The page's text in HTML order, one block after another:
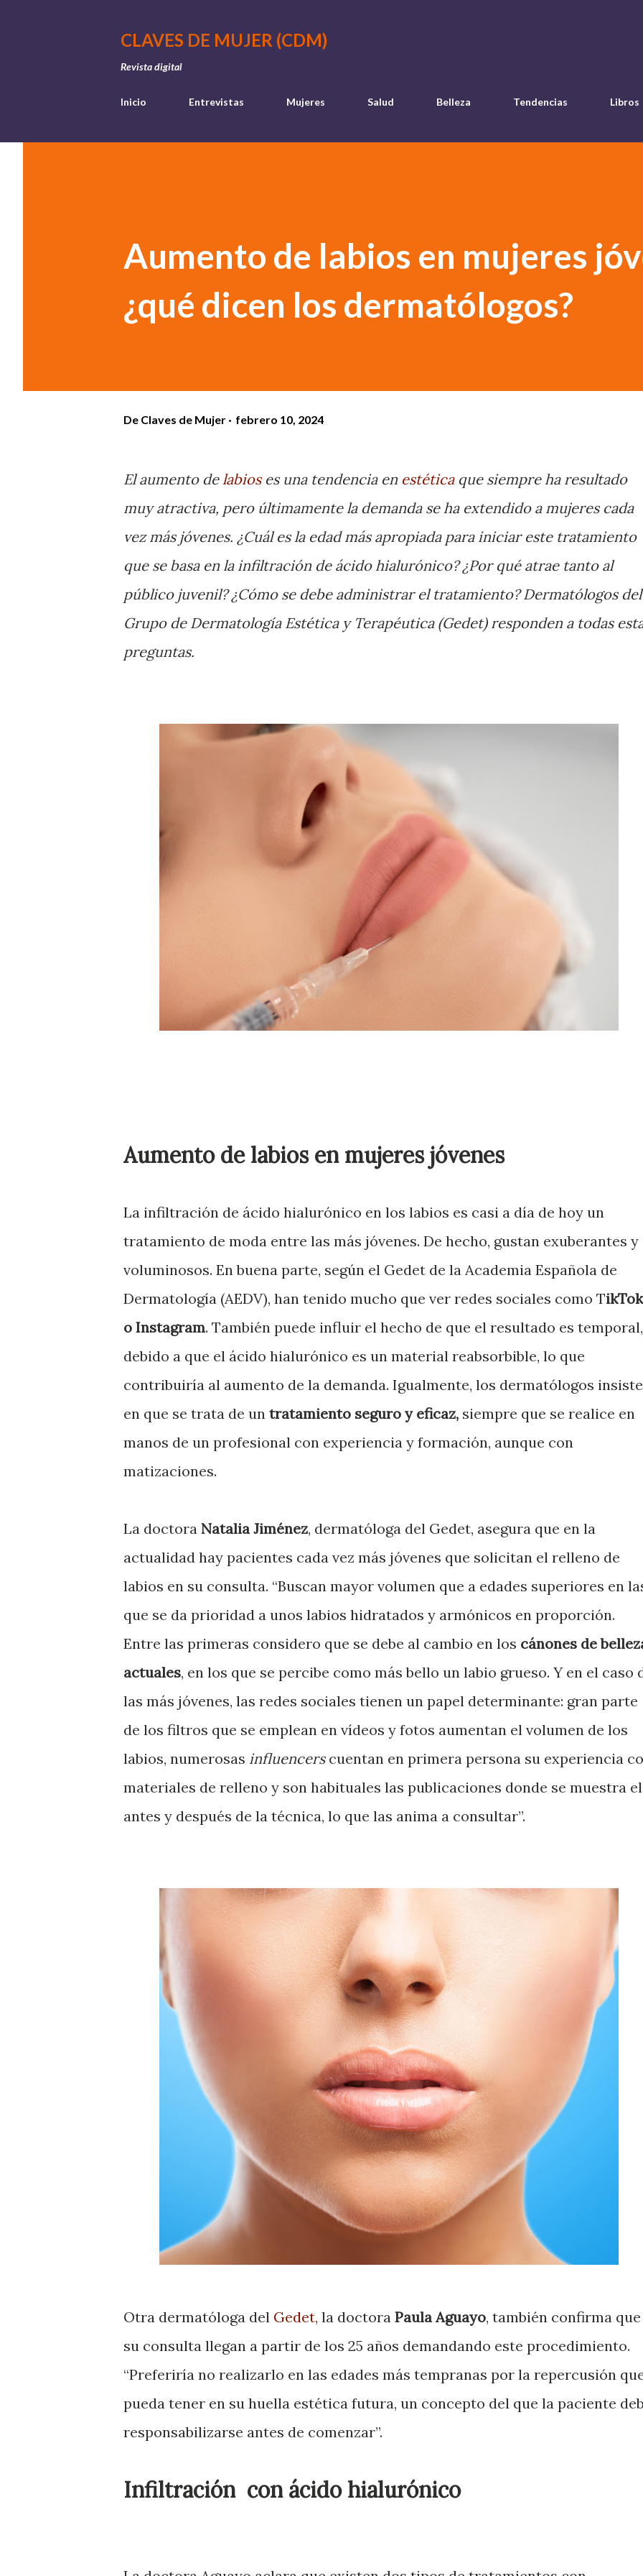
CLAVES DE MUJER (CDM)
Revista digital
Inicio Entrevistas Mujeres Salud Belleza Tendencias Libros
Aumento de labios en mujeres
¿qué dicen los dermatólogos?
De Claves de Mujer febrero 10, 2024
El aumento delabioses una tendencia en estética que siempre ha resultado
muy atractiva, pero últimamente la demanda se ha extendido a mujeres cada
vez más jóvenes. ¿Cuál es la edad más apropiada para iniciar este tratamiento
que se basa en la infiltración de ácido hialurónico? ¿Por qué atrae tanto al
público juvenil? ¿Cómo se debe administrar el tratamiento? Dermatólogos del
Grupo de Dermatología Estética y Terapéutica (Gedet) responden a todas
preguntas.
Aumento de labios en mujeres jóvenes
La infiltración de ácido hialurónico en los labios es casi a día de hoy un
tratamiento de moda entre las más jóvenes. De hecho, gustan exuberantes y
voluminosos. En buena parte, según el Gedet de la Academia Española de
Dermatología (AEDV), han tenido mucho que ver redes sociales como TikTok
o Instagram. También puede influir el hecho de que el resultado es temporal,
debido a que el ácido hialurónico es un material reabsorbible, lo que
contribuiría al aumento de la demanda. Igualmente, los dermatólogos
en que se trata de un tratamiento seguro y eficaz, siempre que se realice en
manos de un profesional con experiencia y formación, aunque con
matizaciones.
La doctora Natalia Jiménez, dermatóloga del Gedet, asegura que en la
actualidad hay pacientes cada vez más jóvenes que solicitan el relleno de
labios en su consulta. “Buscan mayor volumen que a edades superiores en
que se da prioridad a unos labios hidratados y armónicos en proporción.
Entre las primeras considero que se debe al cambio en los cánones de
actuales, en los que se percibe como más bello un labio grueso. Y en el caso
las más jóvenes, las redes sociales tienen un papel determinante: gran parte
de los filtros que se emplean en vídeos y fotos aumentan el volumen de los
labios, numerosas influencerscuentan en primera persona su experiencia
materiales de relleno y son habituales las publicaciones donde se muestra el
antes y después de la técnica, lo que las anima a consultar”.
Otra dermatóloga del Gedet, la doctora Paula Aguayo, también confirma que
su consulta llegan a partir de los 25 años demandando este procedimiento.
“Preferiría no realizarlo en las edades más tempranas por la repercusión
pueda tener en su huella estética futura, un concepto del que la paciente
responsabilizarse antes de comenzar”.
Infiltración con ácido hialurónico